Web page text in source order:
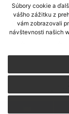
Súbory cookie a
vášho zážitku z
vám zobrazovali
návštevnosti našich
využite možnosť
CMS systém